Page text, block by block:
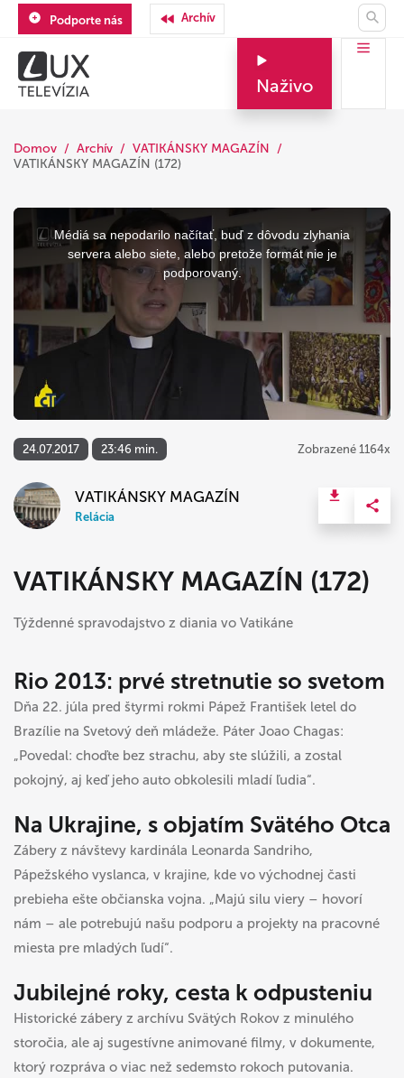
Podporte nás Archív
Naživo
Domov Archív
VATIKÁNSKY MAGAZÍN
VATIKÁNSKY MAGAZÍN (172)
This
modal
window.
Médiá sa nepodarilo načítať, buď z dôvodu zlyhania
servera alebo siete, alebo pretože formát nie je
podporovaný.
24.07.2017 23:46 min. Zobrazené 1164x
VATIKÁNSKY MAGAZÍN
Relácia
VATIKÁNSKY MAGAZÍN (172)
Týždenné spravodajstvo z diania vo Vatikáne
Rio 2013: prvé stretnutie so svetom
Dňa 22. júla pred štyrmi rokmi Pápež František letel do
Brazílie na Svetový deň mládeže. Páter Joao Chagas:
„Povedal: choďte bez strachu, aby ste slúžili, a zostal
pokojný, aj keď jeho auto obkolesili mladí ľudia“.
Na Ukrajine, s objatím Svätého Otca
Zábery z návštevy kardinála Leonarda Sandriho,
Pápežského vyslanca, v krajine, kde vo východnej časti
prebieha ešte občianska vojna. „Majú silu viery – hovorí
nám – ale potrebujú našu podporu a projekty na pracovné
miesta pre mladých ľudí“.
Jubilejné roky, cesta k odpusteniu
Historické zábery z archívu Svätých Rokov z minulého
storočia, ale aj sugestívne animované filmy, v dokumente,
ktorý rozpráva o viac než sedemsto rokoch putovania.